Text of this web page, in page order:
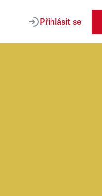
Přihlásit se